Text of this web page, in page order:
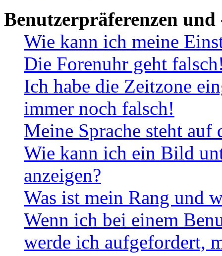
Benutzerpräferenzen und
Wie kann ich meine
Die Forenuhr geht
Ich habe die Zeitzone
immer noch falsch!
Meine Sprache steht
Wie kann ich ein Bild
anzeigen?
Was ist mein Rang und
Wenn ich bei einem
werde ich aufgefordert,